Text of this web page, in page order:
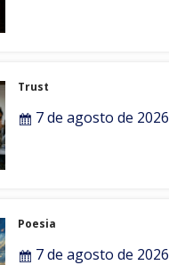
Trust
7 de agosto de 2026
Poesia
7 de agosto de 2026